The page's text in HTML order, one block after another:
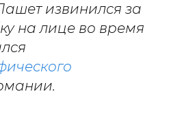
извинился за
на лице во время